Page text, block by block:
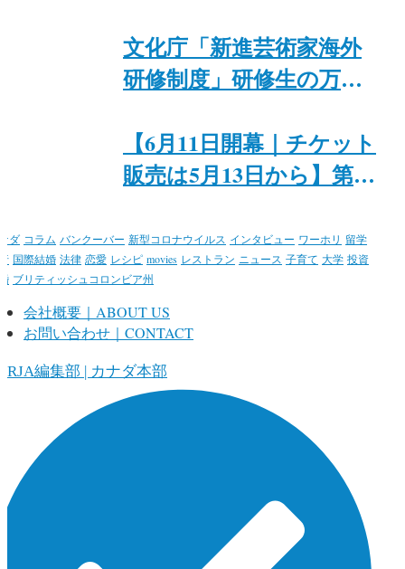
イベートセッション
文化庁「新進芸術家海外
研修制度」研修生の万里
8日にトロントで特別イ
ベント「Japan + Canada
開催
【6月11日開幕｜チケット
販売は5月13日から】第15
カナダ日系文化会館
ダ コラム バンクーバー 新型コロナウイルス インタビュー ワーホリ 留学
国際結婚 法律 恋愛 レシピ movies レストラン ニュース 子育て 大学 投資
ブリティッシュコロンビア州
会社概要｜ABOUT US
お問い合わせ｜CONTACT
編集部 | カナダ本部